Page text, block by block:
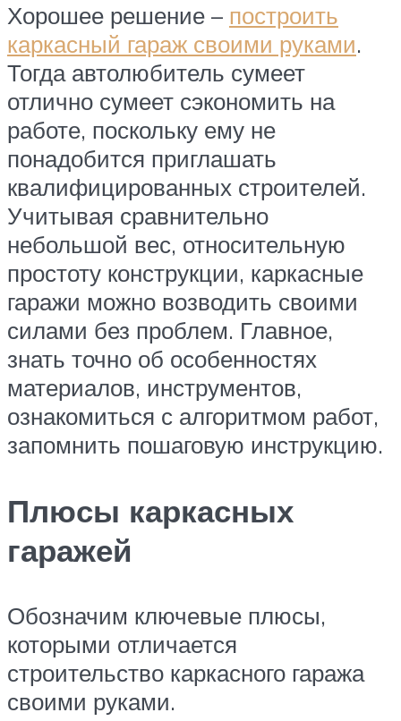
Хорошее решение – построить
каркасный гараж своими руками.
Тогда автолюбитель сумеет
отлично сумеет сэкономить на
работе, поскольку ему не
понадобится приглашать
квалифицированных строителей.
Учитывая сравнительно
небольшой вес, относительную
простоту конструкции, каркасные
гаражи можно возводить своими
силами без проблем. Главное,
знать точно об особенностях
материалов, инструментов,
ознакомиться с алгоритмом работ,
запомнить пошаговую инструкцию.
Плюсы каркасных
гаражей
Обозначим ключевые плюсы,
которыми отличается
строительство каркасного гаража
своими руками.